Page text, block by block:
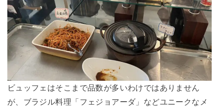
ビュッフェはそこまで品数が多いわけではありません
が、ブラジル料理「フェジョアーダ」などユニークなメ